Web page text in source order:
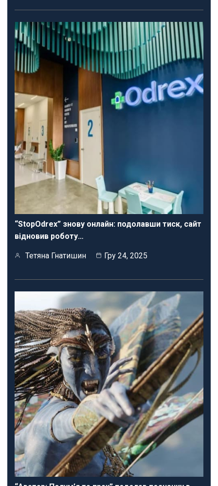
“StopOdrex” знову онлайн: подолавши тиск, сайт
відновив роботу…
Тетяна Гнатишин Гру 24, 2025